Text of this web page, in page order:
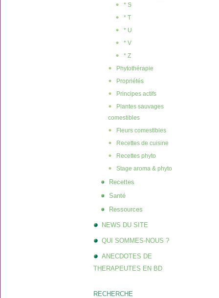
* S
* T
* U
* V
* Z
Phytothérapie
Propriétés
Principes actifs
Plantes sauvages
comestibles
Fleurs comestibles
Recettes de cuisine
Recettes phyto
Stage aroma & phyto
Recettes
Santé
Ressources
NEWS DU SITE
QUI SOMMES-NOUS ?
ANECDOTES DE
THERAPEUTES EN BD
RECHERCHE